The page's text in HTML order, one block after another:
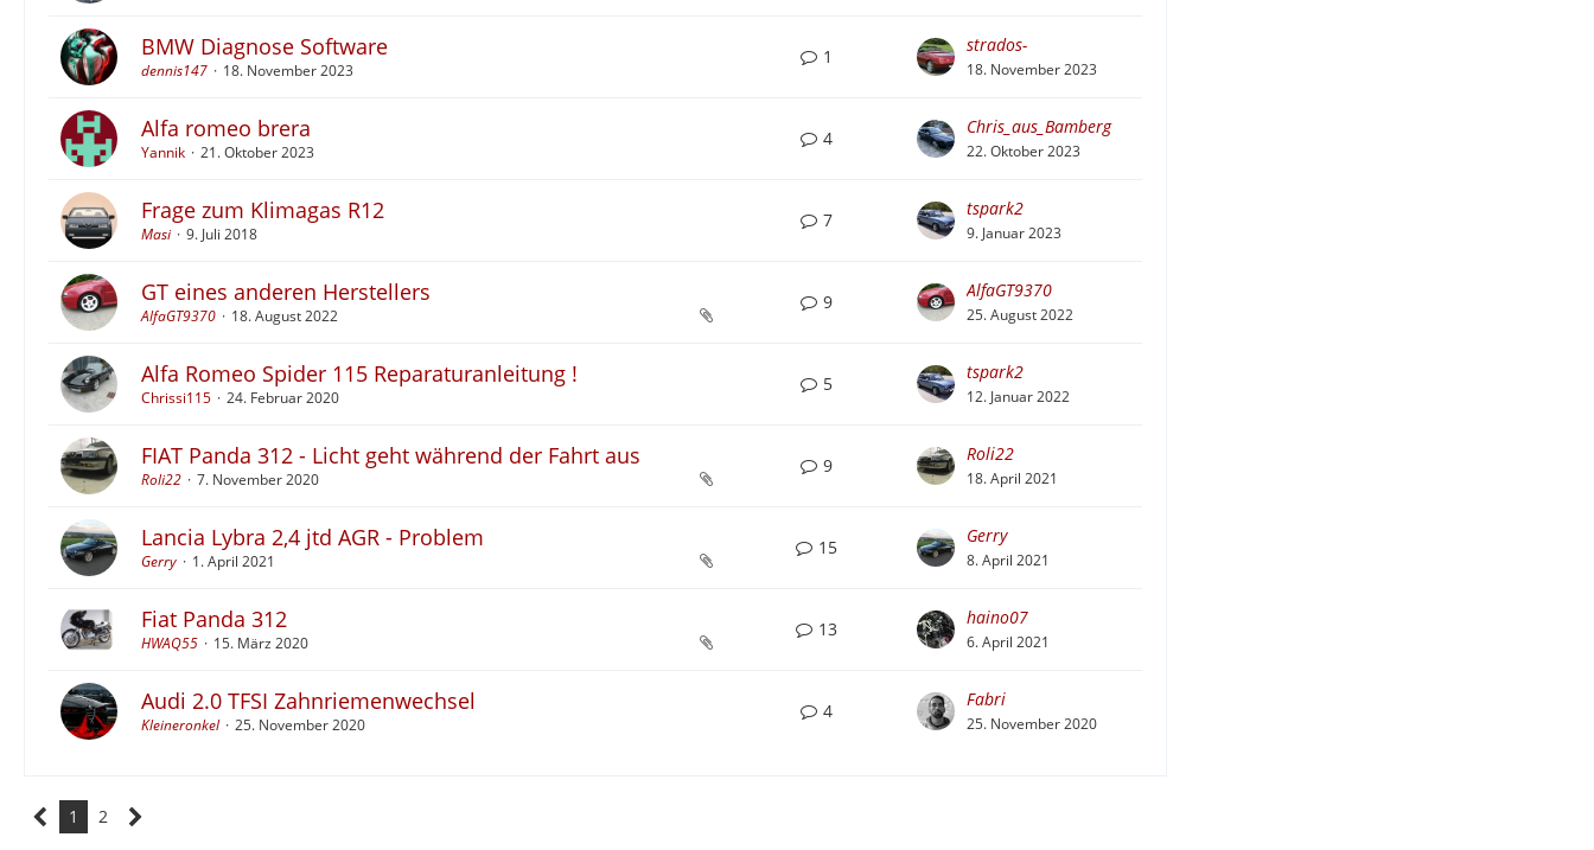
BMW Diagnose Software
dennis147 18. November 2023
1
strados-
18. November 2023
Alfa romeo brera
Yannik 21. Oktober 2023
4
Chris_aus_Bamberg
22. Oktober 2023
Frage zum Klimagas R12
Masi 9. Juli 2018
7
tspark2
9. Januar 2023
GT eines anderen Herstellers
AlfaGT9370 18. August 2022
9
AlfaGT9370
25. August 2022
Alfa Romeo Spider 115 Reparaturanleitung !
Chrissi115 24. Februar 2020
5
tspark2
12. Januar 2022
FIAT Panda 312 - Licht geht während der Fahrt aus
Roli22 7. November 2020
9
Roli22
18. April 2021
Lancia Lybra 2,4 jtd AGR - Problem
Gerry 1. April 2021
15
Gerry
8. April 2021
Fiat Panda 312
HWAQ55 15. März 2020
13
haino07
6. April 2021
Audi 2.0 TFSI Zahnriemenwechsel
Kleineronkel 25. November 2020
4
Fabri
25. November 2020
1 2